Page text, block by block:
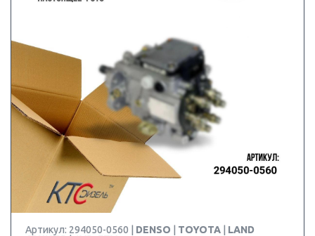
Артикул: 294050-0560 | DENSO TOYOTA
LAND